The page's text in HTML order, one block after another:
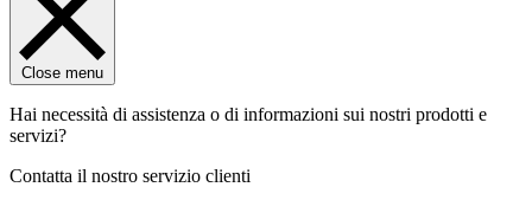
Close menu
Hai necessità di assistenza o di informazioni sui nostri prodotti e
servizi?
Contatta il nostro servizio clienti